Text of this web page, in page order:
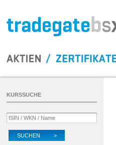
KURSSUCHE
SUCHEN >